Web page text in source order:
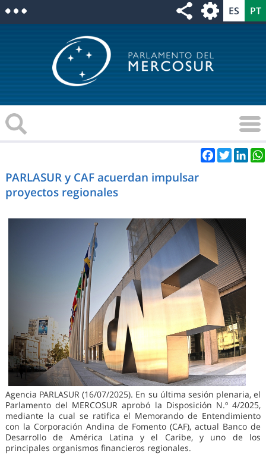
Facebook
Twitter
PARLASUR y CAF acuerdan impulsar
proyectos regionales
Agencia PARLASUR (16/07/2025). En su última sesión plenaria, el
Parlamento del MERCOSUR aprobó la Disposición N.º 4/2025,
mediante la cual se ratifica el Memorando de Entendimiento
con la Corporación Andina de Fomento (CAF), actual Banco de
Desarrollo de América Latina y el Caribe, y uno de los
principales organismos financieros regionales.